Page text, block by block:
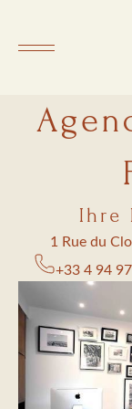
Ihre
1 Rue du
+33 4 94